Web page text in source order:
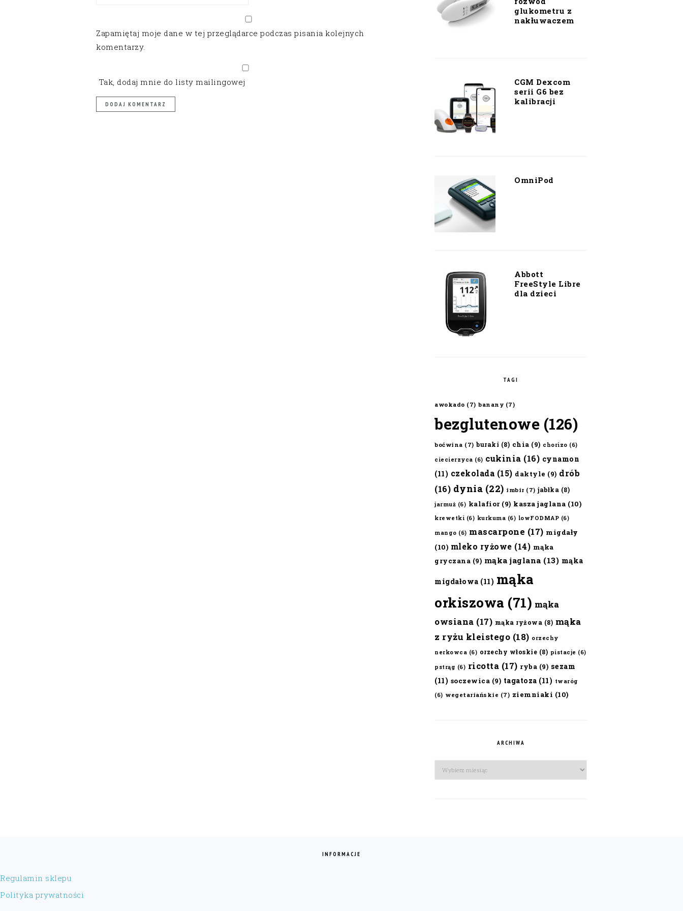
Zapamiętaj moje dane w tej przeglądarce podczas pisania kolejnych
komentarzy.
Tak, dodaj mnie do listy mailingowej
glukometru z
nakłuwaczem
CGM Dexcom
serii G6 bez
kalibracji
OmniPod
Abbott
FreeStyle Libre
dla dzieci
TAGI
awokado (7) banany (7)
bezglutenowe (126)
boćwina (7) buraki (8) chia (9) chorizo (6)
ciecierzyca (6) cukinia (16) cynamon
(11) czekolada (15) daktyle (9) drób
(16) dynia (22) imbir (7) jabłka (8)
jarmuż (6) kalafior(9) kasza jaglana (10)
krewetki (6) kurkuma (6) lowFODMAP (6)
mango (6) mascarpone (17) migdały
(10) mleko ryżowe (14) mąka
gryczana (9) mąka jaglana (13) mąka
migdałowa (11) mąka
orkiszowa (71) mąka
owsiana (17) mąka ryżowa (8) mąka
z ryżu kleistego (18) orzechy
nerkowca (6) orzechy włoskie (8) pistacje (6)
pstrąg (6) ricotta (17) ryba (9) sezam
(11) soczewica (9) tagatoza (11) twaróg
(6) wegetariańskie (7) ziemniaki (10)
ARCHIWA
Archiwa
INFORMACJE
Regulamin sklepu
Polityka prywatności